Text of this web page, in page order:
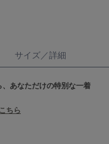
サイズ／詳細
あなただけの特別な一着
ちら